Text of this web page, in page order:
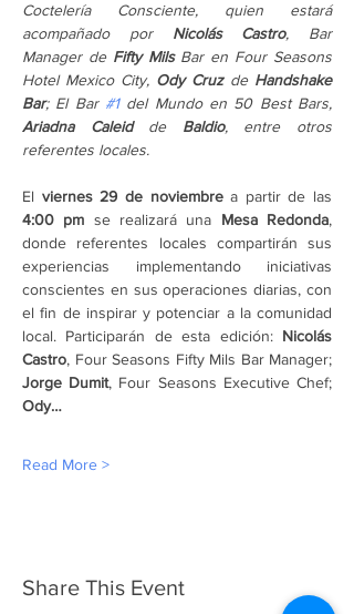
Coctelería Consciente, quien estará
acompañado por Nicolás Castro, Bar
Manager de Fifty Mils Bar en Four Seasons
Hotel Mexico City, Ody Cruz de Handshake
Bar; El Bar #1
Ariadna Caleid de Baldio, entre otros
referentes locales.
El viernes 29 de noviembre
4:00 pm se realizará una Mesa Redonda,
donde referentes locales compartirán sus
experiencias implementando iniciativas
conscientes en sus operaciones diarias, con
el fin de inspirar y potenciar a la comunidad
local. Participarán de esta edición: Nicolás
Castro
Jorge Dumit
Ody…
Read More >
Share This Event